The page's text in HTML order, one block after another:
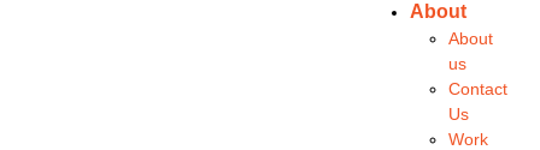
About
About
us
Contact
Us
Work